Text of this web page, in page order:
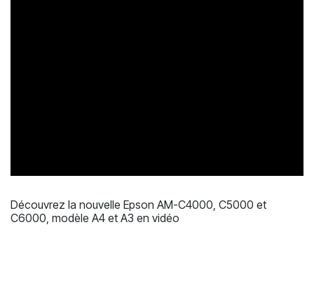
Découvrez la nouvelle Epson AM-C4000, C5000 et
C6000, modèle A4 et A3 en vidéo